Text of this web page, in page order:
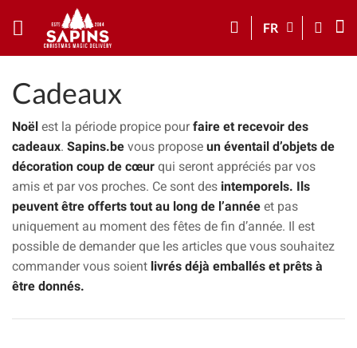
FR
Cadeaux
Noël est la période propice pourfaire et recevoir des
cadeaux. Sapins.be vous propose un éventail d’objets de
décoration coup de cœur qui seront appréciés par vos
amis et par vos proches. Ce sont des intemporels. Ils
peuvent être offerts tout au long de l’année et pas
uniquement au moment des fêtes de fin d’année. Il est
possible de demander que les articles que vous souhaitez
commander vous soient livrés déjà emballés et prêts à
être donnés.